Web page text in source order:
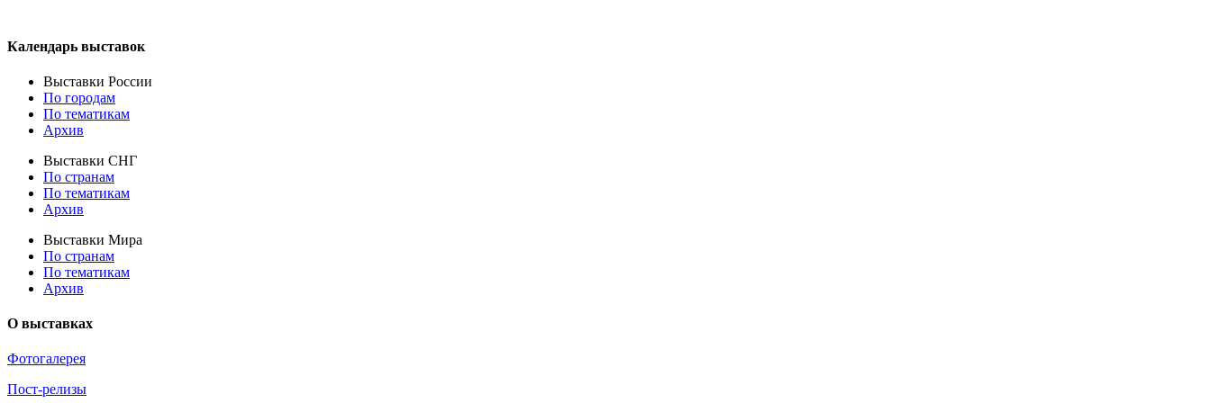
Календарь выставок
Выставки России
По городам
По тематикам
Архив
Выставки СНГ
По странам
По тематикам
Архив
Выставки Мира
По странам
По тематикам
Архив
О выставках
Фотогалерея
Пост-релизы